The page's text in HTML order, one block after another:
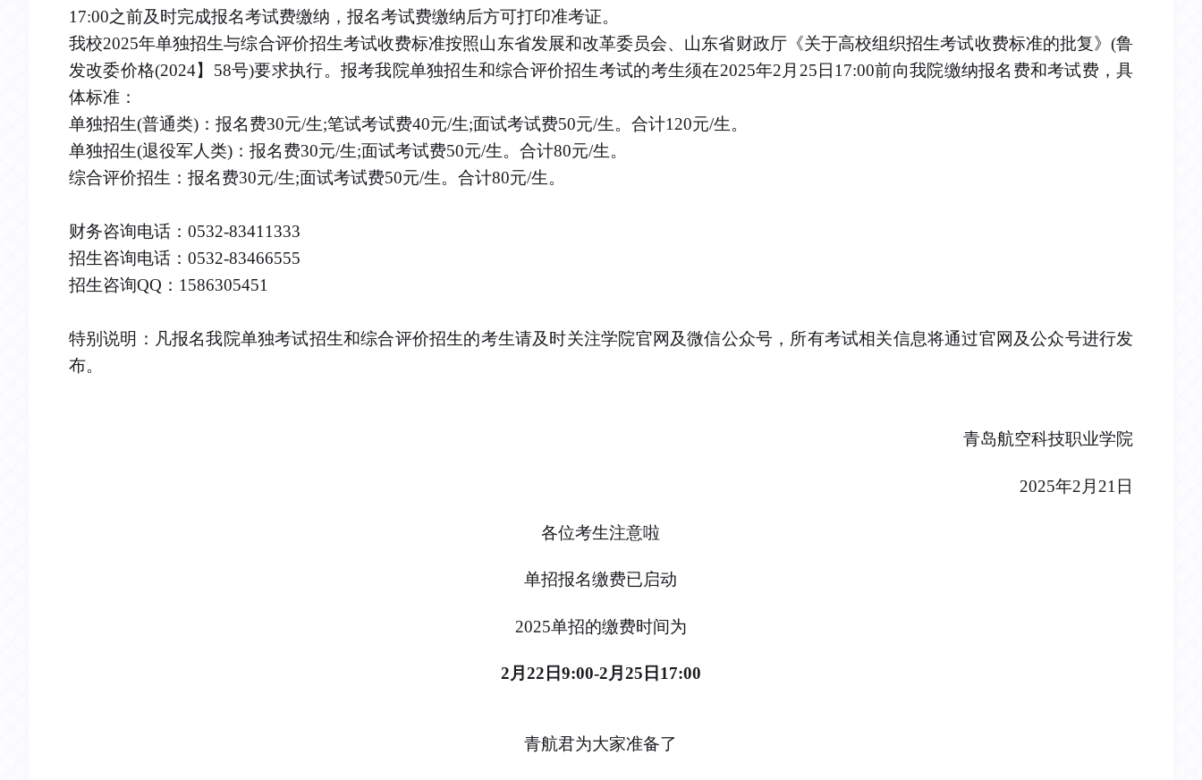
17:00之前及时完成报名考试费缴纳，报名考试费缴纳后方可打印准考证。
我校2025年单独招生与综合评价招生考试收费标准按照山东省发展和改革委员会、山东省财政厅《关于高校组织招生考试收费标准的批复》(鲁
发改委价格(2024】58号)要求执行。报考我院单独招生和综合评价招生考试的考生须在2025年2月25日17:00前向我院缴纳报名费和考试费，具
体标准：
单独招生(普通类)：报名费30元/生;笔试考试费40元/生;面试考试费50元/生。合计120元/生。
单独招生(退役军人类)：报名费30元/生;面试考试费50元/生。合计80元/生。
综合评价招生：报名费30元/生;面试考试费50元/生。合计80元/生。
财务咨询电话：0532-83411333
招生咨询电话：0532-83466555
招生咨询QQ：1586305451
特别说明：凡报名我院单独考试招生和综合评价招生的考生请及时关注学院官网及微信公众号，所有考试相关信息将通过官网及公众号进行发
布。
青岛航空科技职业学院
2025年2月21日
各位考生注意啦
单招报名缴费已启动
2025单招的缴费时间为
2月22日9:00-2月25日17:00
青航君为大家准备了